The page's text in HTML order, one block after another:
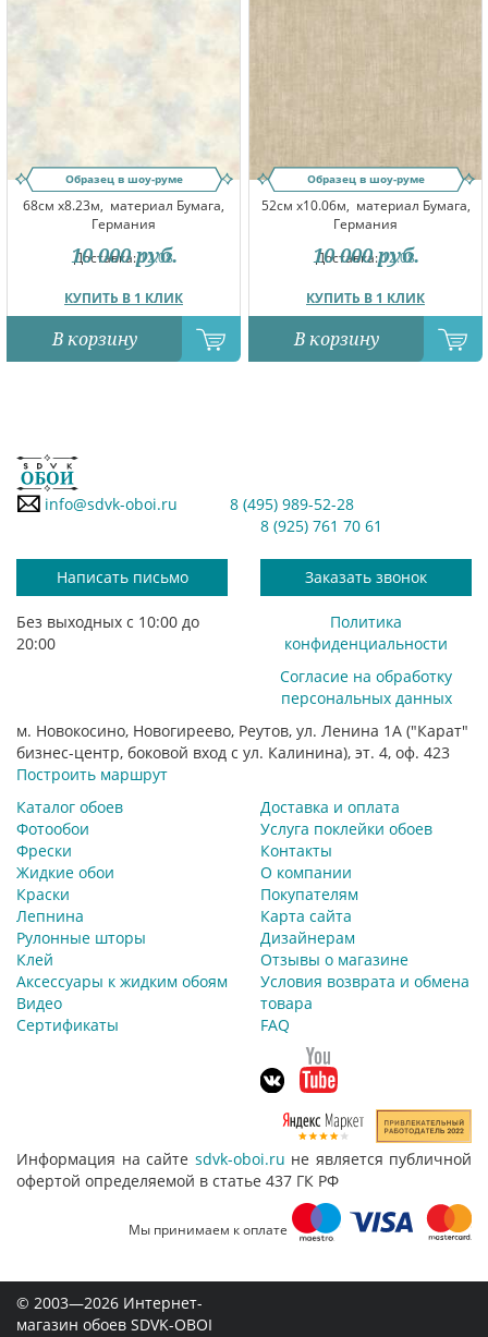
Образец в шоу-руме
68см x8.23м, материал Бумага,
Германия
Доставка:12.08
КУПИТЬ В 1 КЛИК
10 000 руб.
В корзину
Образец в шоу-руме
52см x10.06м, материал Бумага,
Германия
Доставка:12.08
КУПИТЬ В 1 КЛИК
10 000 руб.
В корзину
info@sdvk-oboi.ru
8 (495) 989-52-28
8 (925) 761 70 61
Написать письмо Заказать звонок
Без выходных с 10:00 до
20:00
Политика
конфиденциальности
Согласие на обработку
персональных данных
м. Новокосино, Новогиреево, Реутов, ул. Ленина 1А ("Карат"
бизнес-центр, боковой вход с ул. Калинина), эт. 4, оф. 423
Построить маршрут
Каталог обоев
Фотообои
Фрески
Жидкие обои
Краски
Лепнина
Рулонные шторы
Клей
Аксессуары к жидким обоям
Видео
Сертификаты
Доставка и оплата
Услуга поклейки обоев
Контакты
О компании
Покупателям
Карта сайта
Дизайнерам
Отзывы о магазине
Условия возврата и обмена
товара
FAQ
Информация на сайте sdvk-oboi.ru не является публичной
офертой определяемой в статье 437 ГК РФ
Мы принимаем к оплате
© 2003—2026 Интернет-
магазин обоев SDVK-OBOI